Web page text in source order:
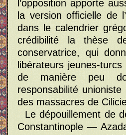
l’opposition apporte
la version officielle de
dans le calendrier
crédibilité la thèse
conservatrice, qui
libérateurs jeunes-
de manière peu
responsabilité
des massacres de
Le dépouillement de
Constantinople —